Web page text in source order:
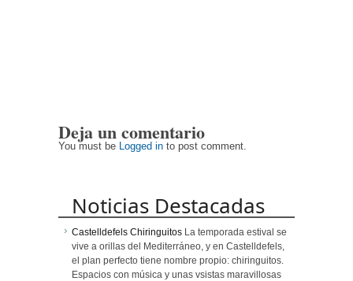
Deja un comentario
You must be Logged in to post comment.
Noticias Destacadas
Castelldefels Chiringuitos La temporada estival se
vive a orillas del Mediterráneo, y en Castelldefels,
el plan perfecto tiene nombre propio: chiringuitos.
Espacios con música y unas vsistas maravillosas